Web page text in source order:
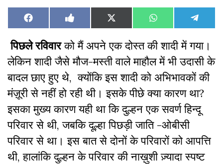
Share
on
Facebook Share
on
Like
on
Facebook
Share
on
X
(Twitter)
Share
on
WhatsAppShare
on
पिछले रविवारको मैं अपने एक दोस्त की शादी में गया।
लेकिन शादी जैसे मौज-मस्ती वाले माहौल में भी उदासी के
बादल छाए हुए थे, क्योंकि इस शादी को अभिभावकों की
मंज़ूरी से नहीं हो रही थी। इसके पीछे क्या कारण था?
इसका मुख्य कारण यही था कि दुल्हन एक सवर्ण हिन्दू
परिवार से थी, जबकि दूल्हा पिछड़ी जाति -ओबीसी
परिवार से था। इस बात से दोनों के परिवारों को आपत्ति
थी, हालांकि दुल्हन के परिवार की नाख़ुशी ज़्यादा स्पष्ट